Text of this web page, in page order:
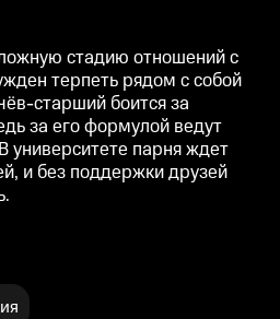
стадию отношений с
терпеть рядом с собой
старший боится за
за его формулой ведут
университете парня ждет
и без поддержки друзей